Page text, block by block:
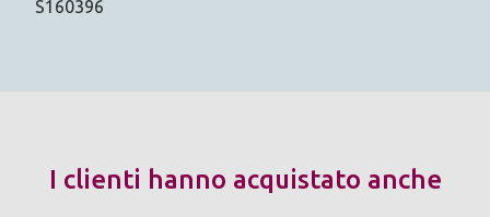
S160396
I clienti hanno acquistato anche